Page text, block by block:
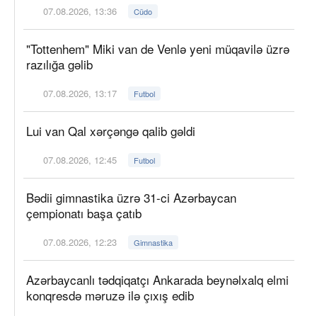
07.08.2026, 13:36 Cüdo
"Tottenhem" Miki van de Venlə yeni müqavilə üzrə
razılığa gəlib
07.08.2026, 13:17 Futbol
Lui van Qal xərçəngə qalib gəldi
07.08.2026, 12:45 Futbol
Bədii gimnastika üzrə 31-ci Azərbaycan
çempionatı başa çatıb
07.08.2026, 12:23 Gimnastika
Azərbaycanlı tədqiqatçı Ankarada beynəlxalq elmi
konqresdə məruzə ilə çıxış edib